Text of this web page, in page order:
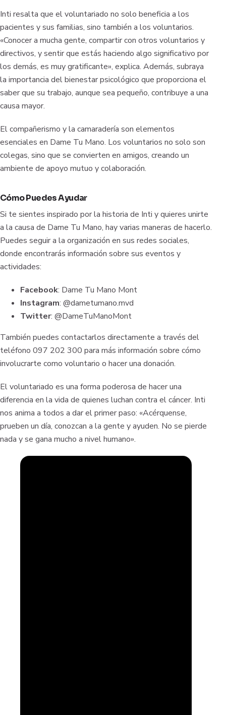
Inti resalta que el voluntariado no solo beneficia a los
pacientes y sus familias, sino también a los voluntarios.
«Conocer a mucha gente, compartir con otros voluntarios y
directivos, y sentir que estás haciendo algo significativo por
los demás, es muy gratificante», explica. Además, subraya
la importancia del bienestar psicológico que proporciona el
saber que su trabajo, aunque sea pequeño, contribuye a una
causa mayor.
El compañerismo y la camaradería son elementos
esenciales en Dame Tu Mano. Los voluntarios no solo son
colegas, sino que se convierten en amigos, creando un
ambiente de apoyo mutuo y colaboración.
Cómo Puedes Ayudar
Si te sientes inspirado por la historia de Inti y quieres unirte
a la causa de Dame Tu Mano, hay varias maneras de hacerlo.
Puedes seguir a la organización en sus redes sociales,
donde encontrarás información sobre sus eventos y
actividades:
Facebook: Dame Tu Mano Mont
Instagram: @dametumano.mvd
Twitter: @DameTuManoMont
También puedes contactarlos directamente a través del
teléfono 097 202 300 para más información sobre cómo
involucrarte como voluntario o hacer una donación.
El voluntariado es una forma poderosa de hacer una
diferencia en la vida de quienes luchan contra el cáncer. Inti
nos anima a todos a dar el primer paso: «Acérquense,
prueben un día, conozcan a la gente y ayuden. No se pierde
nada y se gana mucho a nivel humano».